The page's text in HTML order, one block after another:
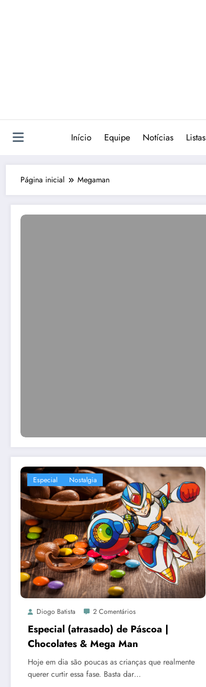
Início Equipe Notícias Listas
Página inicial Megaman
Especial Nostalgia
Diogo Batista 2 Comentários
Especial (atrasado) de Páscoa |
Chocolates & Mega Man
Hoje em dia são poucas as crianças que realmente
querer curtir essa fase. Basta dar…